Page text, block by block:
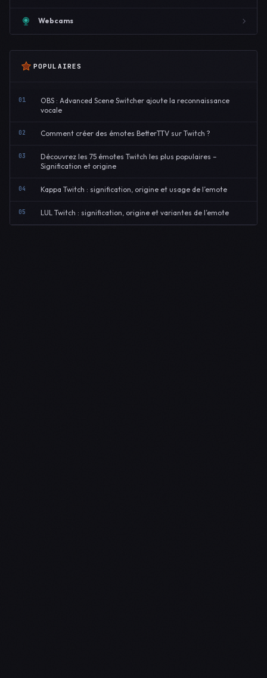
Webcams
POPULAIRES
01
OBS : Advanced Scene Switcher ajoute la reconnaissance
vocale
02 Comment créer des émotes BetterTTV sur Twitch ?
03
Découvrez les 75 émotes Twitch les plus populaires –
Signification et origine
04 Kappa Twitch : signification, origine et usage de l’emote
05 LUL Twitch : signification, origine et variantes de l’emote